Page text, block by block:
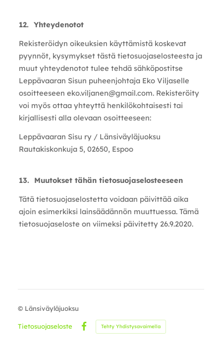
12. Yhteydenotot
Rekisteröidyn oikeuksien käyttämistä koskevat
pyynnöt, kysymykset tästä tietosuojaselosteesta ja
muut yhteydenotot tulee tehdä sähköpostitse
Leppävaaran Sisun puheenjohtaja Eko Viljaselle
osoitteeseen eko.viljanen@gmail.com. Rekisteröity
voi myös ottaa yhteyttä henkilökohtaisesti tai
kirjallisesti alla olevaan osoitteeseen:
Leppävaaran Sisu ry / Länsiväyläjuoksu
Rautakiskonkuja 5, 02650, Espoo
13. Muutokset tähän tietosuojaselosteeseen
Tätä tietosuojaselostetta voidaan päivittää aika
ajoin esimerkiksi lainsäädännön muuttuessa. Tämä
tietosuojaseloste on viimeksi päivitetty 26.9.2020.
© Länsiväyläjuoksu
Tietosuojaseloste
Facebook
Tehty Yhdistysavaimella